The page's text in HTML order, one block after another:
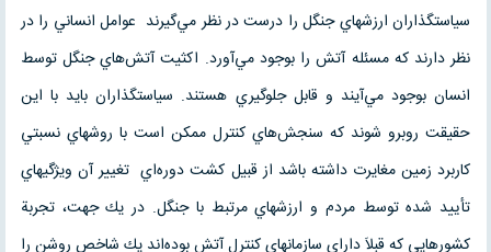
سياستگذاران ارزشهاي جنگل را درست در نظر مي‌گيرند عوامل انساني را در
نظر دارند كه مسئله آتش را بوجود مي‌آورد. اكثيت آتش‌هاي جنگل توسط
انسان بوجود مي‌آيند و قابل جلوگيري هستند. سياستگذاران بايد با اين
حقيقت روبرو شوند كه سنجش‌هاي كنترل ممكن است با روشهاي نسبتي
كاربرد زمين مغايرت داشته باشد از قبيل كشت دوره‌اي تغيير آن ويژگيهاي
تأييد شده توسط مردم و ارزشهاي مرتبط با جنگل. در يك جهت، تجربة
كشورهايي كه قبلاَ داراي سازمانهاي كنترل آتش بوده‌اند يك شاخص روشن را